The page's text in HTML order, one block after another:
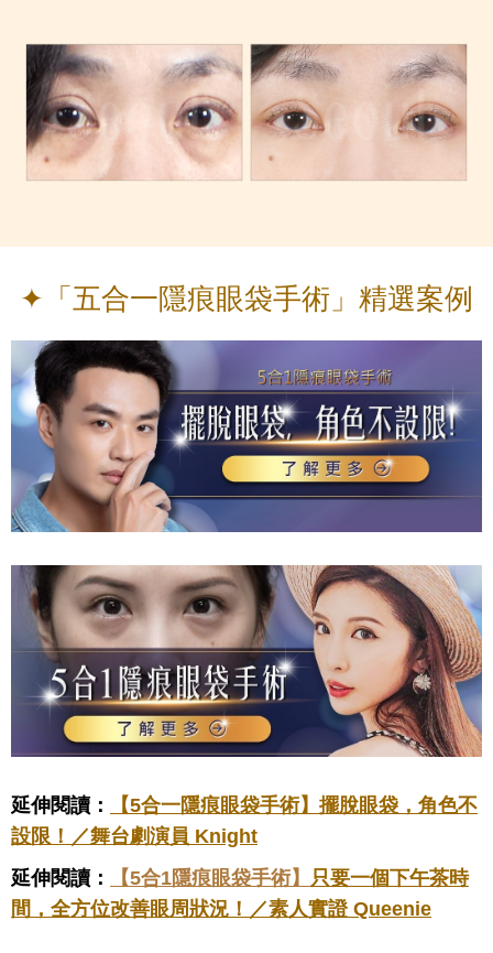
✦「五合一隱痕眼袋手術」精選案例
延伸閱讀： 【5合一隱痕眼袋手術】擺脫眼袋，角色不
設限！／舞台劇演員 Knight
延伸閱讀：
【5合1隱痕眼袋手術】 只要一個下午茶時
間，全方位改善眼周狀況！／素人實證 Queenie